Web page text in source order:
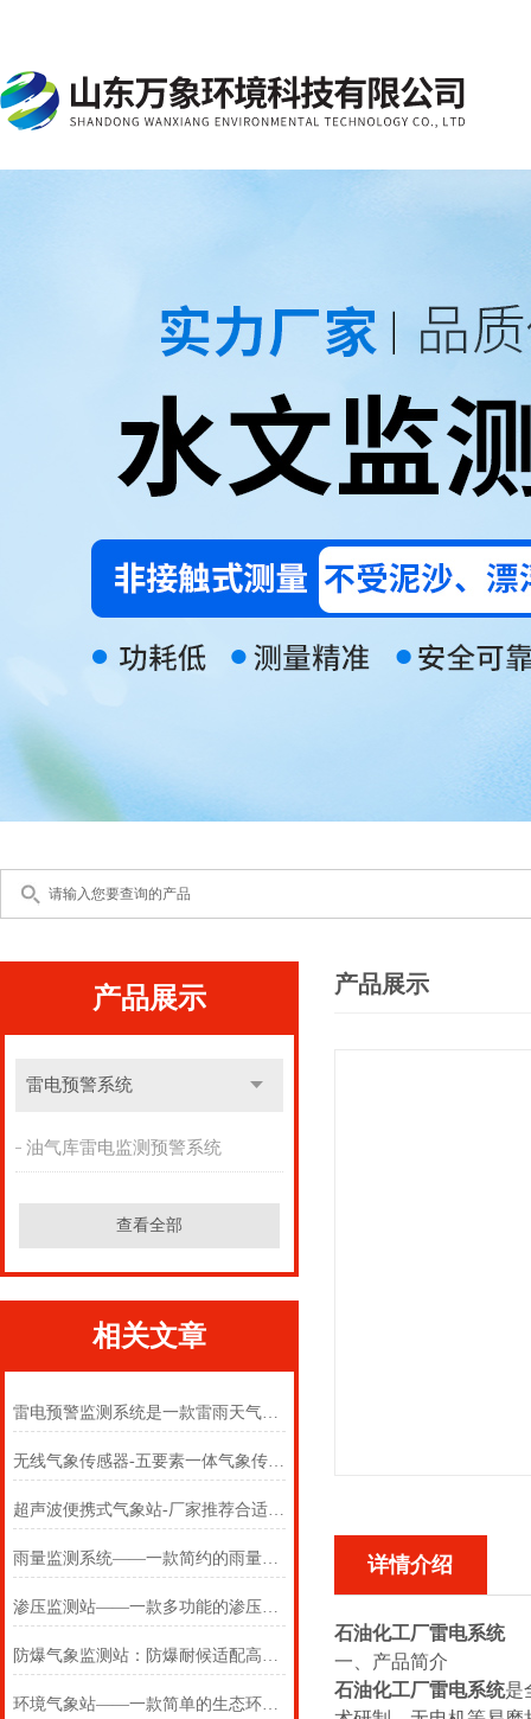
产品展示
雷电预警系统
油气库雷电监测预警系统
查看全部
相关文章
雷电预警监测系统是一款雷雨天气也实用的油气库雷电监测预警系统
无线气象传感器-五要素一体气象传感器#2022已更新《采购/推荐》
超声波便携式气象站-厂家推荐合适的便携式自动气象站系统【台风新闻】
雨量监测系统——一款简约的雨量观测系统 2025(万象推送)
渗压监测站——一款多功能的渗压渗水监测站2025(万象推送)
防爆气象监测站：防爆耐候适配高危作业环境，实时采集多要素气象监测数据
环境气象站——一款简单的生态环境监测站2025(万象推送)
产品展示
详情介绍
石油化工厂雷电系统
一、产品简介
石油化工厂雷电系统是